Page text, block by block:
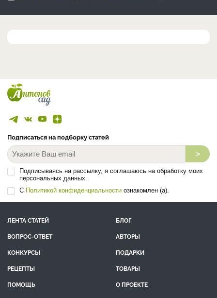
Подписаться на подборку статей
>
Подписываясь на рассылку, я соглашаюсь на обработку моих
персональных данных.
С Политикой конфиденциальности ознакомлен (а).
ЛЕНТА СТАТЕЙ
БЛОГ
ВОПРОС-ОТВЕТ
АВТОРЫ
КОНКУРСЫ
ПОДАРКИ
РЕЦЕПТЫ
ТОВАРЫ
ПОМОЩЬ
О ПРОЕКТЕ